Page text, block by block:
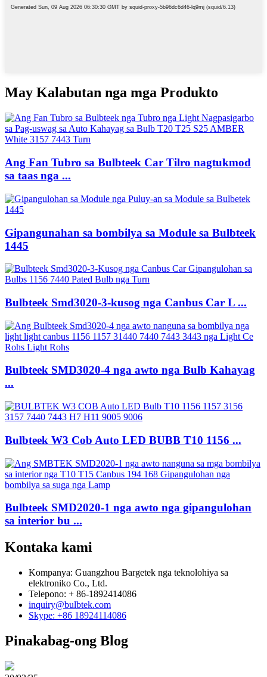
May Kalabutan nga mga Produkto
Ang Fan Tubro sa Bulbteek Car Tilro nagtukmod
sa taas nga ...
Gipangunahan sa bombilya sa Module sa Bulbteek
1445
Bulbteek Smd3020-3-kusog nga Canbus Car L ...
Bulbteek SMD3020-4 nga awto nga Bulb Kahayag
...
Bulbteek W3 Cob Auto LED BUBB T10 1156 ...
Bulbteek SMD2020-1 nga awto nga gipangulohan
sa interior bu ...
Kontaka kami
Kompanya: Guangzhou Bargetek nga teknolohiya sa
elektroniko Co., Ltd.
Telepono: + 86-1892414086
inquiry@bulbtek.com
Skype: +86 18924114086
Pinakabag-ong Blog